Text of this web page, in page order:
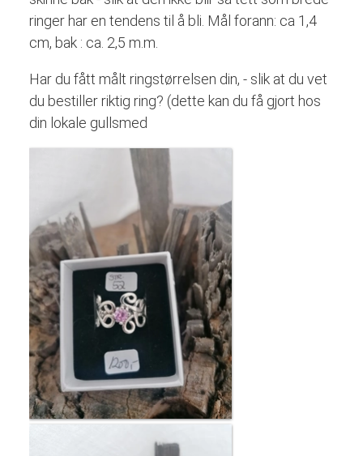
ringer har en tendens til å bli. Mål forann: ca 1,4
cm, bak : ca. 2,5 m.m.
Har du fått målt ringstørrelsen din, - slik at du vet
du bestiller riktig ring? (dette kan du få gjort hos
din lokale gullsmed